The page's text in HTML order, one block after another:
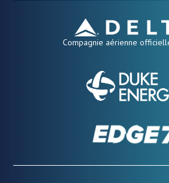
Compagnie aérienne